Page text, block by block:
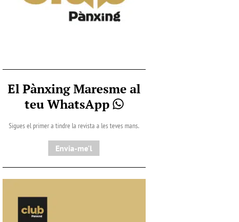
El Pànxing Maresme al
teu WhatsApp
Sigues el primer a tindre la revista a les teves mans.
Envia-me'l